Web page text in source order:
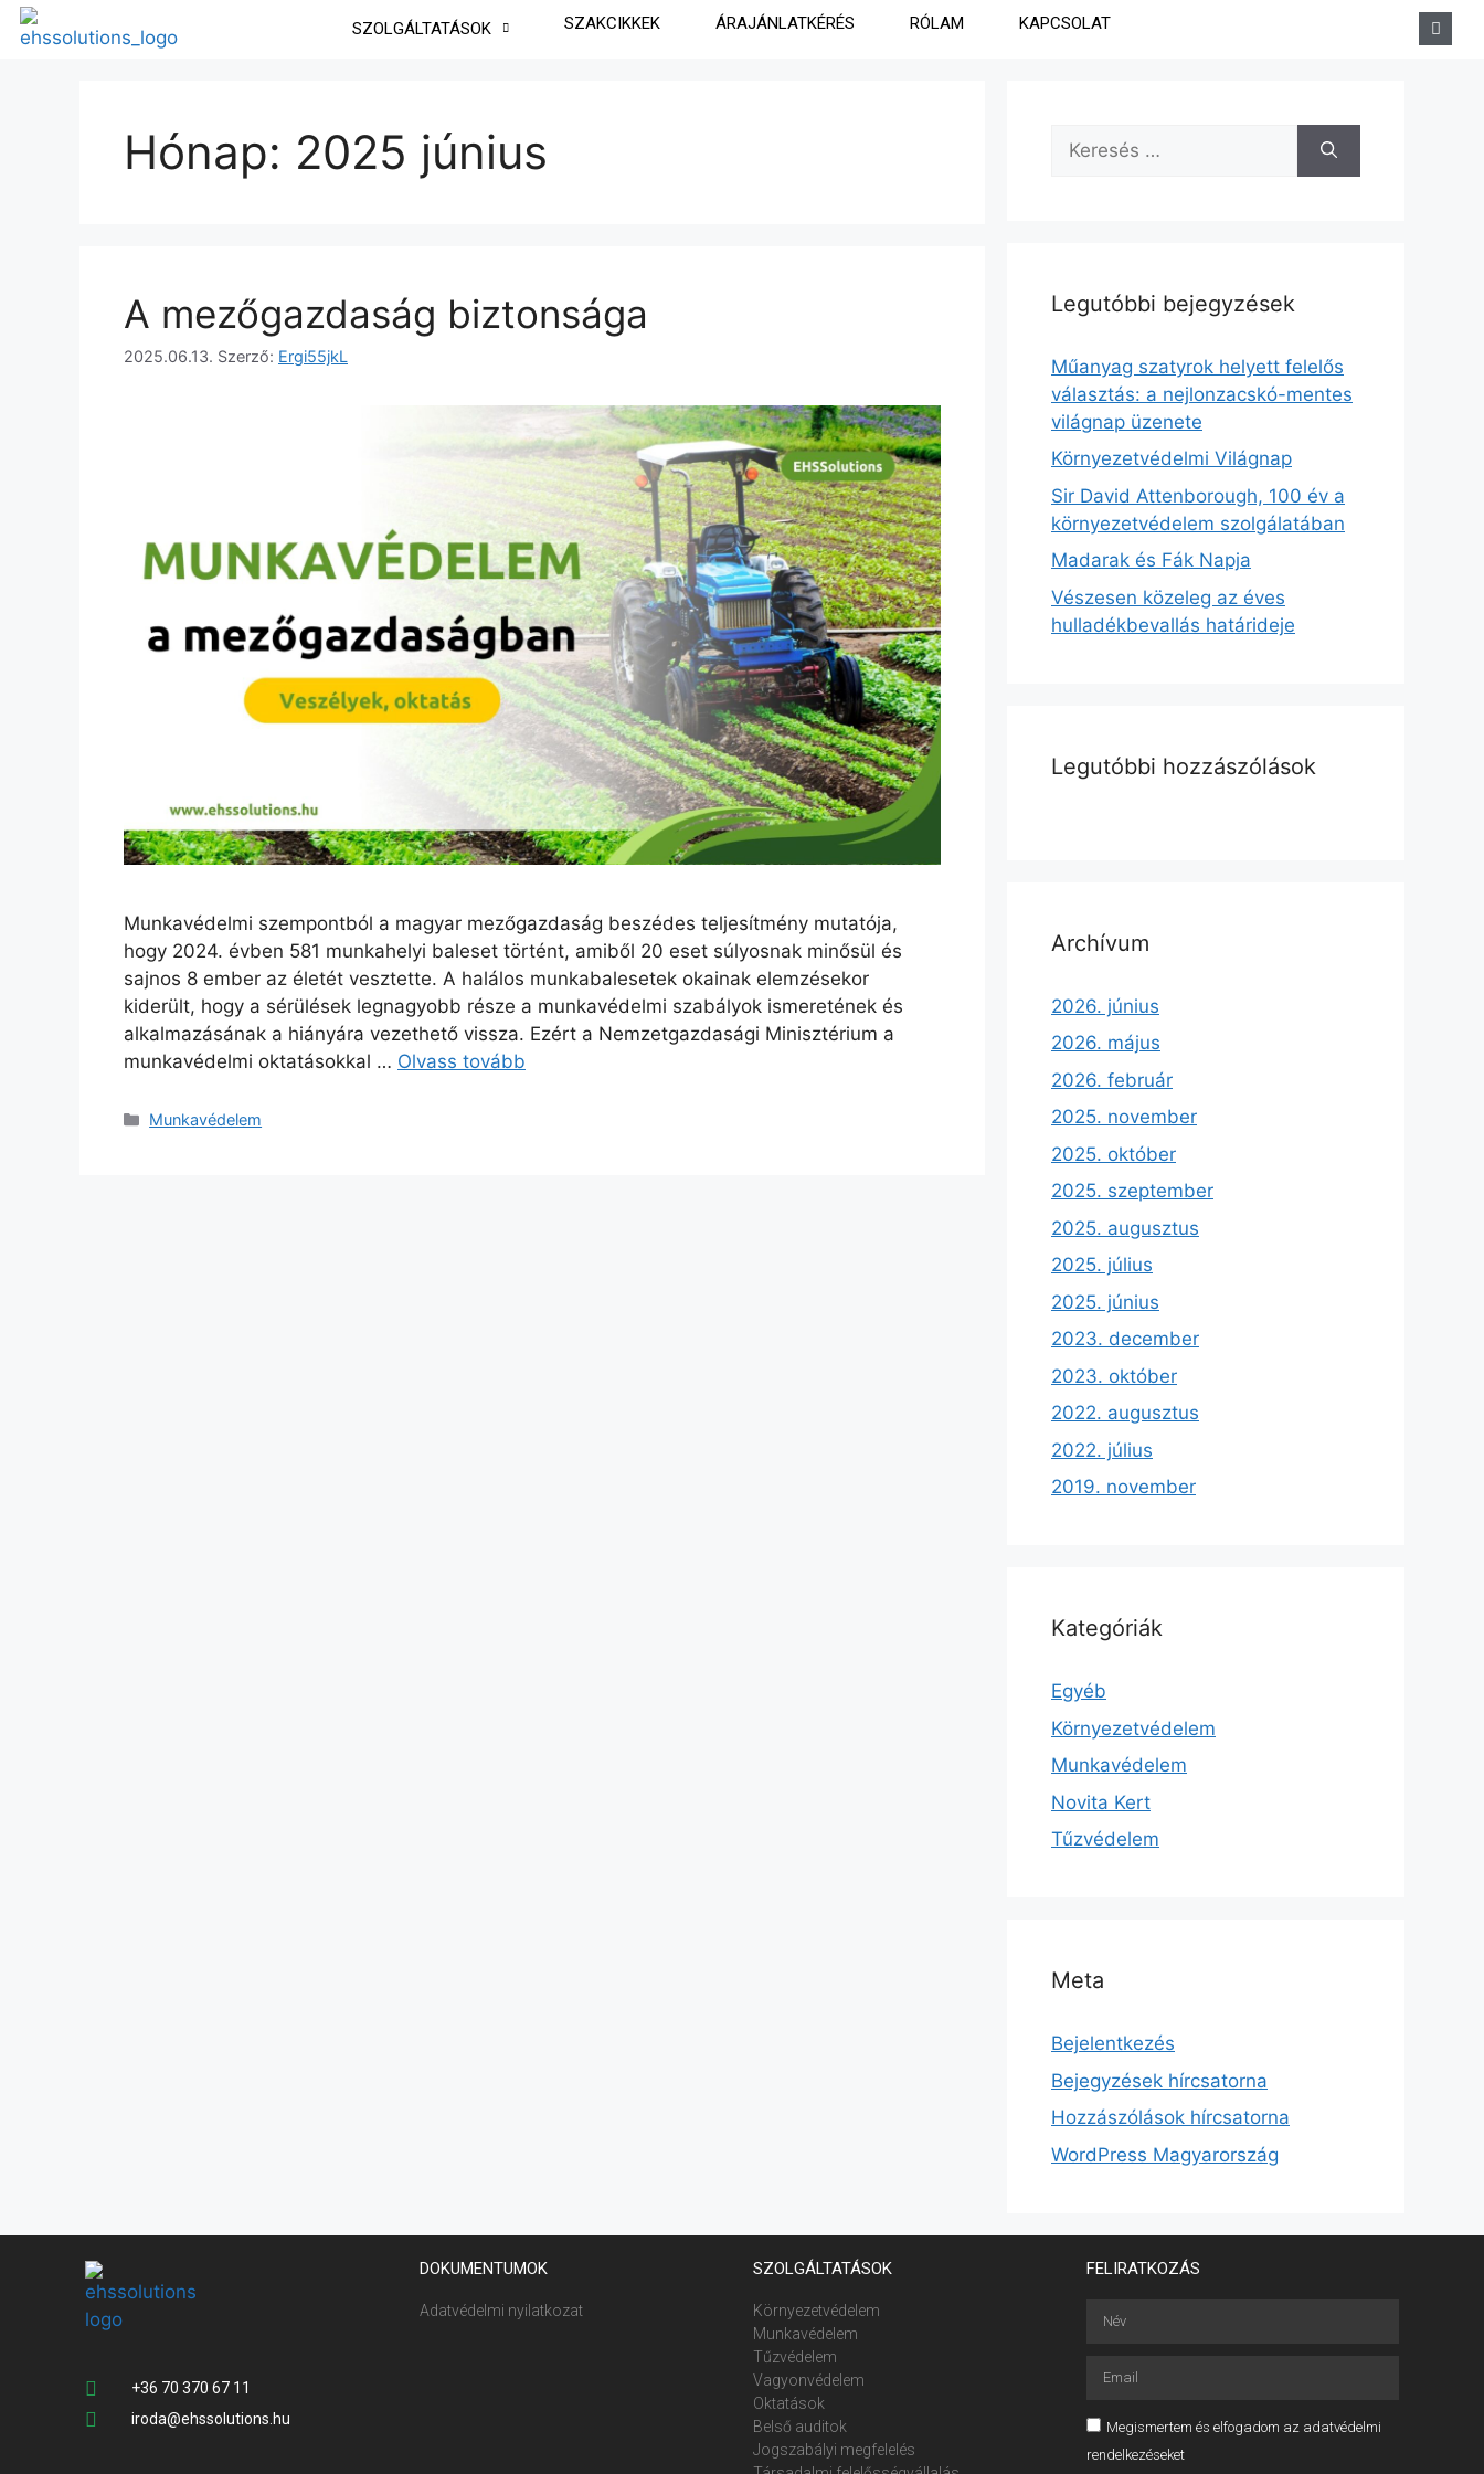
SZOLGÁLTATÁSOK SZAKCIKKEK ÁRAJÁNLATKÉRÉS RÓLAM KAPCSOLAT
Hónap: 2025 június
A mezőgazdaság biztonsága
2025.06.13. Szerző: Ergi55jkL
Munkavédelmi szempontból a magyar mezőgazdaság beszédes teljesítmény mutatója,
hogy 2024. évben 581 munkahelyi baleset történt, amiből 20 eset súlyosnak minősül és
sajnos 8 ember az életét vesztette. A halálos munkabalesetek okainak elemzésekor
kiderült, hogy a sérülések legnagyobb része a munkavédelmi szabályok ismeretének és
alkalmazásának a hiányára vezethető vissza. Ezért a Nemzetgazdasági Minisztérium a
munkavédelmi oktatásokkal … Olvass tovább
Munkavédelem
Legutóbbi bejegyzések
Műanyag szatyrok helyett felelős
választás: a nejlonzacskó-mentes
világnap üzenete
Környezetvédelmi Világnap
Sir David Attenborough, 100 év a
környezetvédelem szolgálatában
Madarak és Fák Napja
Vészesen közeleg az éves
hulladékbevallás határideje
Legutóbbi hozzászólások
Archívum
2026. június
2026. május
2026. február
2025. november
2025. október
2025. szeptember
2025. augusztus
2025. július
2025. június
2023. december
2023. október
2022. augusztus
2022. július
2019. november
Kategóriák
Egyéb
Környezetvédelem
Munkavédelem
Novita Kert
Tűzvédelem
Meta
Bejelentkezés
Bejegyzések hírcsatorna
Hozzászólások hírcsatorna
WordPress Magyarország
+36 70 370 67 11
iroda@ehssolutions.hu
DOKUMENTUMOK
Adatvédelmi nyilatkozat
SZOLGÁLTATÁSOK
Környezetvédelem
Munkavédelem
Tűzvédelem
Vagyonvédelem
Oktatások
Belső auditok
Jogszabályi megfelelés
FELIRATKOZÁS
Megismertem és elfogadom az adatvédelmi
rendelkezéseket